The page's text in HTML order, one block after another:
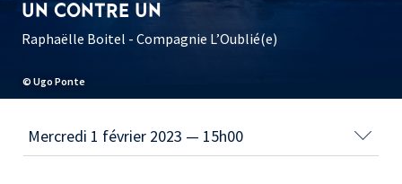
© Ugo Ponte
UN CONTRE UN
Raphaëlle Boitel - Compagnie L’Oublié(e)